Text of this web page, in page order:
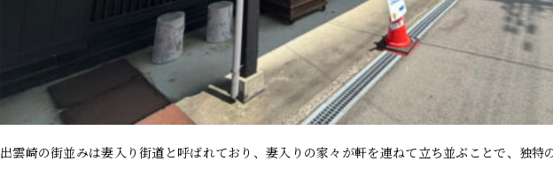
出雲崎の街並みは妻入り街道と呼ばれており、妻入りの家々が軒を連ねて立ち並ぶことで、独特